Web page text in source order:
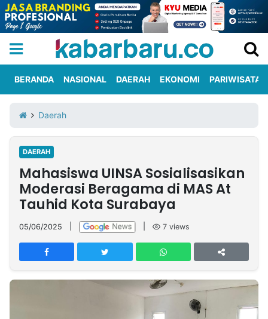
Iklan
Berita
Kami
Nasional
International
Olahraga
Entertainment
Daerah
Pariwisata
Kuliner
Kolom
Network
PT
TREETAN
INDONESIA
BERANDA NASIONAL DAERAH EKONOMI PARIWISATA
Daerah
DAERAH
Mahasiswa UINSA Sosialisasikan
Moderasi Beragama di MAS At
Tauhid Kota Surabaya
05/06/2025 7 views